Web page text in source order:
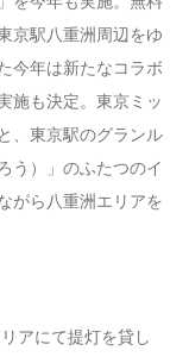
京駅八重洲周辺をゆ
今年は新たなコラボ
施も決定。東京ミッ
、東京駅のグランル
う）」のふたつのイ
がら八重洲エリアを
アにて提灯を貸し